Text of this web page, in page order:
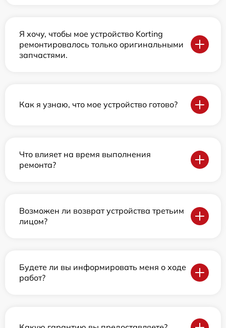
Я хочу, чтобы мое устройство Korting
ремонтировалось только оригинальными
запчастями.
Как я узнаю, что мое устройство готово?
Что влияет на время выполнения
ремонта?
Возможен ли возврат устройства третьим
лицом?
Будете ли вы информировать меня о ходе
работ?